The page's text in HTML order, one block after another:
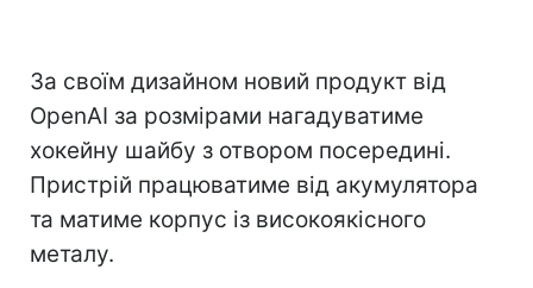
За своїм дизайном новий продукт від
OpenAI за розмірами нагадуватиме
хокейну шайбу з отвором посередині.
Пристрій працюватиме від акумулятора
та матиме корпус із високоякісного
металу.